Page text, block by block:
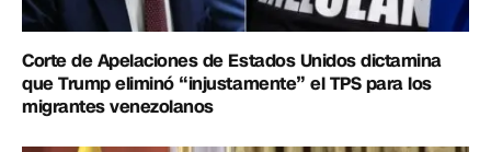
Corte de Apelaciones de Estados Unidos dictamina
que Trump eliminó “injustamente” el TPS para los
migrantes venezolanos